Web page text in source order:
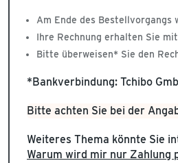
Am Ende des
Ihre Rechnung erhalten Sie
Bitte überweisen* Sie den
*Bankverbindung: Tchibo
Bitte achten Sie bei der
Weiteres Thema könnte Sie
Warum wird mir nur Zahlung